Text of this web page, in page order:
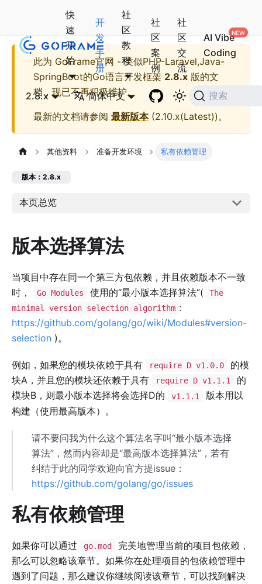
快
速
开
始
开
发
手
册
社
区
教
程
社
区
案
例
社
区
交
流
AI Vibe
Coding
2.8.x 简体中文 搜索
此为 GoFrame官网 - 类似PHP-Laravel,Java-
SpringBoot的Go语言开发框架 2.8.x 版的文
档，现已不再积极维护。
最新的文档请参阅 最新版本(2.10.x(Latest))。
其他资料 准备开发环境 私有依赖管理
版本：2.8.x
本页总览
版本选择算法
当项目中存在同一个第三方包依赖，并且依赖版本不一致
时，
Go Modules 使用的“最小版本选择算法”(
The
minimal version selection algorithm :
https://github.com/golang/go/wiki/Modules#version-
selection )。
例如，如果您的模块依赖于具有 require D v1.0.0
的模
块A，并且您的模块还依赖于具有
require D v1.1.1
的
模块B，则最小版本选择将会选择D的
v1.1.1
版本用以
构建（使用最高版本）。
请不要问我为什么这个算法名字叫“最小版本选择
算法”，然而内容却是“最高版本选择算法”，若有
纠结于此的同学欢迎向官方提issue：
https://github.com/golang/go/issues
私有依赖管理
如果你可以通过 go.mod
完美地管理当前的项目包依赖，
那么可以忽略该章节。如果你在处理项目的包依赖管理中
遇到了问题，那么建议你继续阅读该章节，可以找到解决